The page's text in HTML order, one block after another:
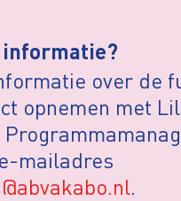
over de
opnemen met
mailadres
.